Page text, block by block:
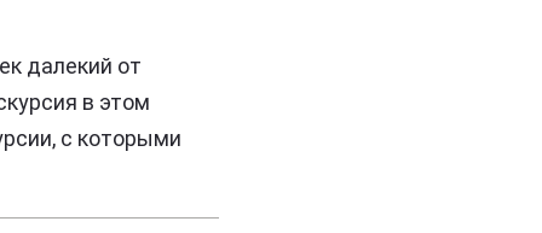
далекий от
в этом
с которыми